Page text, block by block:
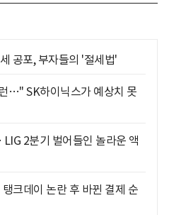
공포, 부자들의 '절세법'
…" SK하이닉스가 예상치 못
2분기 벌어들인 놀라운 액
크데이 논란 후 바뀐 결제 순